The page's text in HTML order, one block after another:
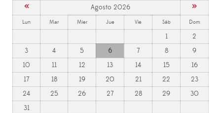
« Agosto 2026 »
Lun Mar Mier Jue Vie Sáb Dom
1
2
3
4 5 6 7 8
9
10
11 12 13 14 15
16
17
18 19 20 21 22
23
24
25 26 27 28 29
30
31